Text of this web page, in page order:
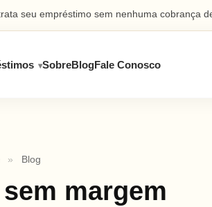
seu empréstimo sem nenhuma cobrança
SobreBlogFale Conosco
» Blog
margem